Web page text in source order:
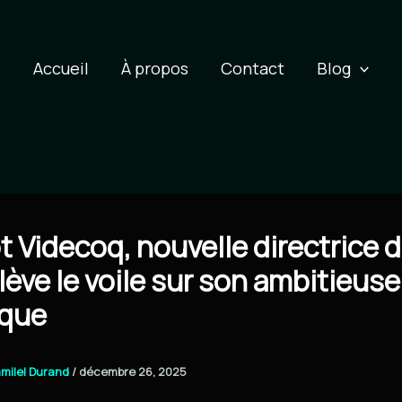
Accueil À propos Contact Blog
Videcoq, nouvelle directrice
le voile sur son
Durand / décembre 26, 2025